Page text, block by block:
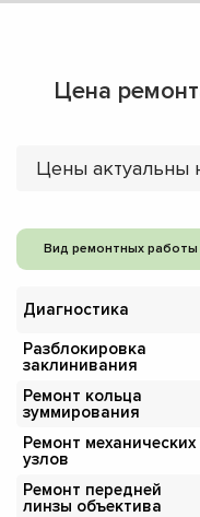
Цена
Цены актуальны
Вид ремонтных работы
Диагностика
Разблокировка
заклинивания
Ремонт кольца
зуммирования
Ремонт механических
узлов
Ремонт передней
линзы объектива